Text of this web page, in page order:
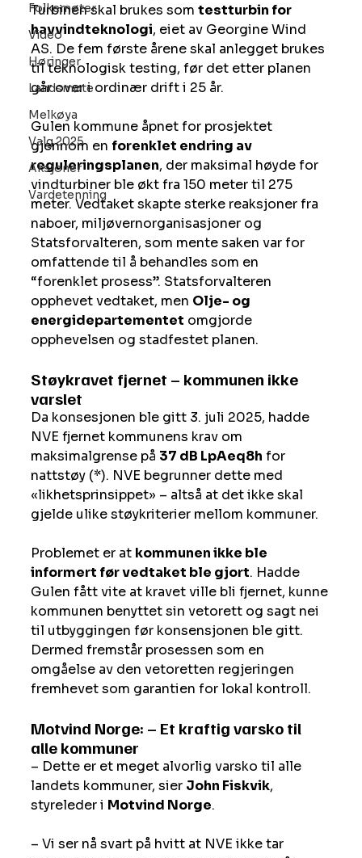
Folkemøter
Video
Høringer
Landsmøte
Melkøya
Valg 2025
Aksjoner
Vardetenning
Turbinen skal brukes som testturbin for
havvindteknologi, eiet av Georgine Wind
AS. De fem første årene skal anlegget brukes
til teknologisk testing, før det etter planen
går over i ordinær drift i 25 år.
Gulen kommune åpnet for prosjektet
gjennom en forenklet endring av
reguleringsplanen, der maksimal høyde for
vindturbiner ble økt fra 150 meter til 275
meter. Vedtaket skapte sterke reaksjoner fra
naboer, miljøvernorganisasjoner og
Statsforvalteren, som mente saken var for
omfattende til å behandles som en
“forenklet prosess”. Statsforvalteren
opphevet vedtaket, men Olje- og
energidepartementet omgjorde
opphevelsen og stadfestet planen.
Støykravet fjernet – kommunen ikke
varslet
Da konsesjonen ble gitt 3. juli 2025, hadde
NVE fjernet kommunens krav om
maksimalgrense på 37 dB LpAeq8h for
nattstøy (*). NVE begrunner dette med
«likhetsprinsippet» – altså at det ikke skal
gjelde ulike støykriterier mellom kommuner.
Problemet er at kommunen ikke ble
informert før vedtaket ble gjort. Hadde
Gulen fått vite at kravet ville bli fjernet, kunne
kommunen benyttet sin vetorett og sagt nei
til utbyggingen før konsensjonen ble gitt.
Dermed fremstår prosessen som en
omgåelse av den vetoretten regjeringen
fremhevet som garantien for lokal kontroll.
Motvind Norge: – Et kraftig varsko til
alle kommuner
– Dette er et meget alvorlig varsko til alle
landets kommuner, sier John Fiskvik,
styreleder i Motvind Norge.
– Vi ser nå svart på hvitt at NVE ikke tar